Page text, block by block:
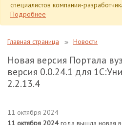
специалистов компании-
Подробнее
Главная страница Новости
Новая версия Портала
версия 0.0.24.1 для
2.2.13.4
11 октября 2024
11 октября 2024года вышла новая